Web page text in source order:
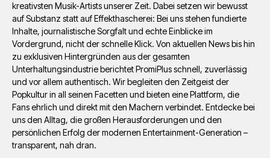
kreativsten Musik-Artists unserer Zeit. Dabei setzen wir bewusst
auf Substanz statt auf Effekthascherei: Bei uns stehen fundierte
Inhalte, journalistische Sorgfalt und echte Einblicke im
Vordergrund, nicht der schnelle Klick. Von aktuellen News bis hin
zu exklusiven Hintergründen aus der gesamten
Unterhaltungsindustrie berichtet PromiPlus schnell, zuverlässig
und vor allem authentisch. Wir begleiten den Zeitgeist der
Popkultur in all seinen Facetten und bieten eine Plattform, die
Fans ehrlich und direkt mit den Machern verbindet. Entdecke bei
uns den Alltag, die großen Herausforderungen und den
persönlichen Erfolg der modernen Entertainment-Generation –
transparent, nah dran.